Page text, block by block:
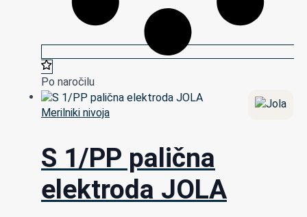
Po naročilu
Merilniki nivoja
S 1/PP palična
elektroda JOLA